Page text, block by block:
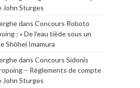
John Sturges
dans Concours Roboto
: « De l’eau tiède sous un
Shōhei Imamura
dans Concours Sidonis
– Règlements de compte
John Sturges